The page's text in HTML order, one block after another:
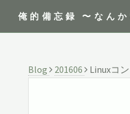
俺的備忘録 〜なんか
Blog 201606 Linuxコ